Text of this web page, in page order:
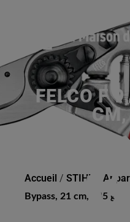
FELCO F
Accueil / STIHL
Bypass, 21 cm, 245 g